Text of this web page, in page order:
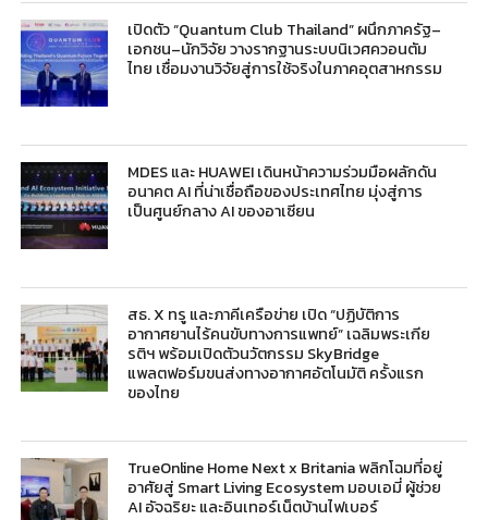
เปิดตัว “Quantum Club Thailand” ผนึกภาครัฐ–
เอกชน–นักวิจัย วางรากฐานระบบนิเวศควอนตัม
ไทย เชื่อมงานวิจัยสู่การใช้จริงในภาคอุตสาหกรรม
MDES และ HUAWEI เดินหน้าความร่วมมือผลักดัน
อนาคต AI ที่น่าเชื่อถือของประเทศไทย มุ่งสู่การ
เป็นศูนย์กลาง AI ของอาเซียน
สธ. X ทรู และภาคีเครือข่าย เปิด “ปฏิบัติการ
อากาศยานไร้คนขับทางการแพทย์” เฉลิมพระเกีย
รติฯ พร้อมเปิดตัวนวัตกรรม SkyBridge
แพลตฟอร์มขนส่งทางอากาศอัตโนมัติ ครั้งแรก
ของไทย
TrueOnline Home Next x Britania พลิกโฉมที่อยู่
อาศัยสู่ Smart Living Ecosystem มอบเอมี่ ผู้ช่วย
AI อัจฉริยะ และอินเทอร์เน็ตบ้านไฟเบอร์